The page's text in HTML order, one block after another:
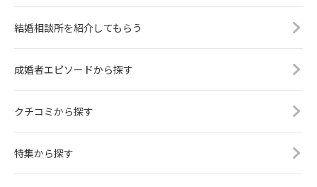
結婚相談所を紹介してもらう
成婚者エピソードから探す
クチコミから探す
特集から探す